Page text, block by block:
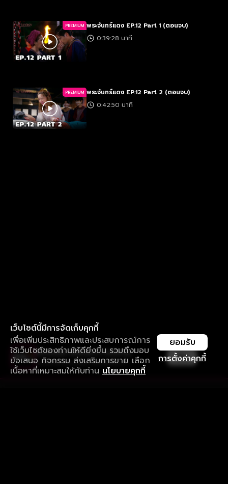
PREMIUM พระจันทร์แดง EP.12 Part 1 (ตอนจบ)
0:39:28 นาที
PREMIUM พระจันทร์แดง EP.12 Part 2 (ตอนจบ)
0:42:50 นาที
เว็บไซต์นี้มีการจัดเก็บคุกกี้
เพื่อเพิ่มประสิทธิภาพและประสบการณ์การ
ใช้เว็บไซต์ของท่านให้ดียิ่งขึ้น รวมถึงมอบ
ข้อเสนอ กิจกรรม ส่งเสริมการขาย เลือก
เนื้อหาที่เหมาะสมให้กับท่าน นโยบายคุกกี้
การตั้งค่าคุกกี้
ยอมรับ
ใช้งานแอป ลื่นไหลกว่า ไม่มีสะดุด
ดาวน์โหลดแอปเพื่อการรับชมที่ดีกว่า เปิด